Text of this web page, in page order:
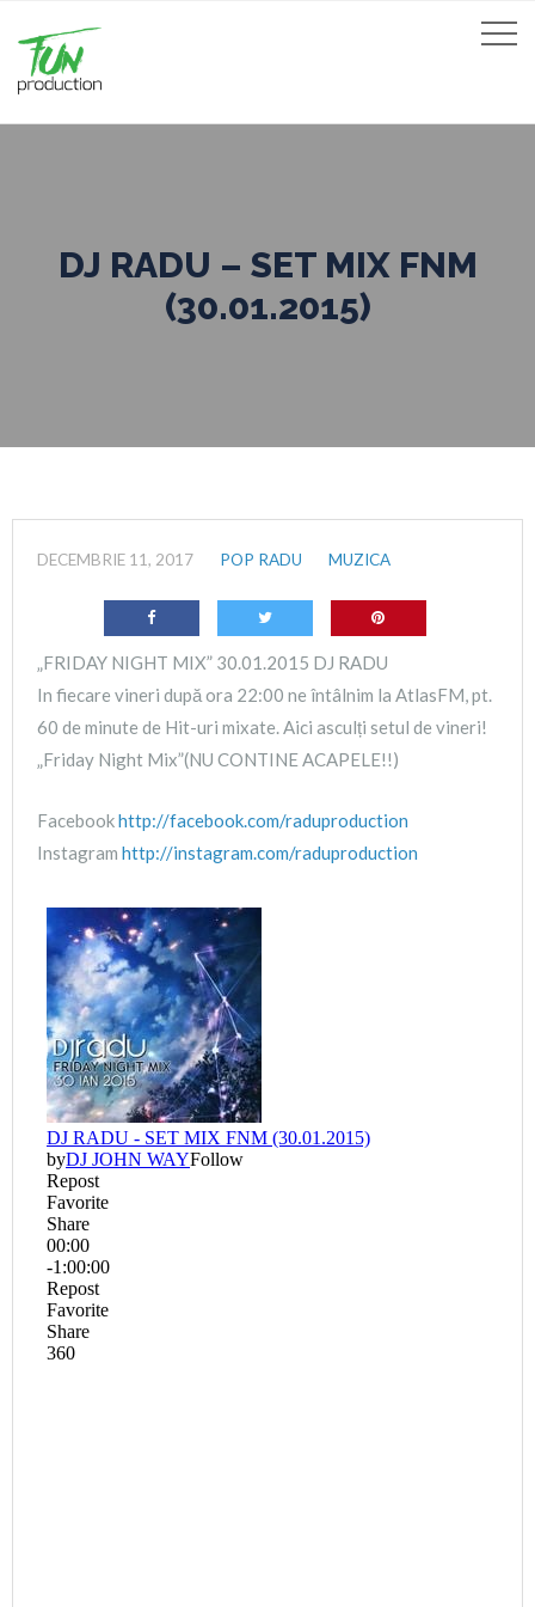
DJ RADU – SET MIX FNM
(30.01.2015)
DECEMBRIE 11, 2017 POP RADU MUZICA
„FRIDAY NIGHT MIX” 30.01.2015 DJ RADU
In fiecare vineri după ora 22:00 ne întâlnim la AtlasFM, pt.
60 de minute de Hit-uri mixate. Aici asculți setul de vineri!
„Friday Night Mix”(NU CONTINE ACAPELE!!)
Facebookhttp://facebook.com/raduproduction
Instagram http://instagram.com/raduproduction